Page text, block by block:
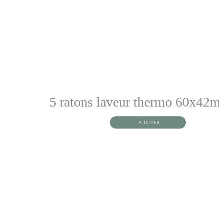
5 ratons laveur thermo
AJOUTER